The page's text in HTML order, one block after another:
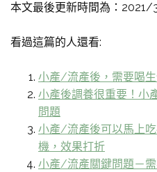
本文最後更新時間為：2021/
看過這篇的人還看:
小產/流產後，需要喝生
小產後調養很重要！小
問題
小產/流產後可以馬上
機，效果打折
小產/流產關鍵問題－